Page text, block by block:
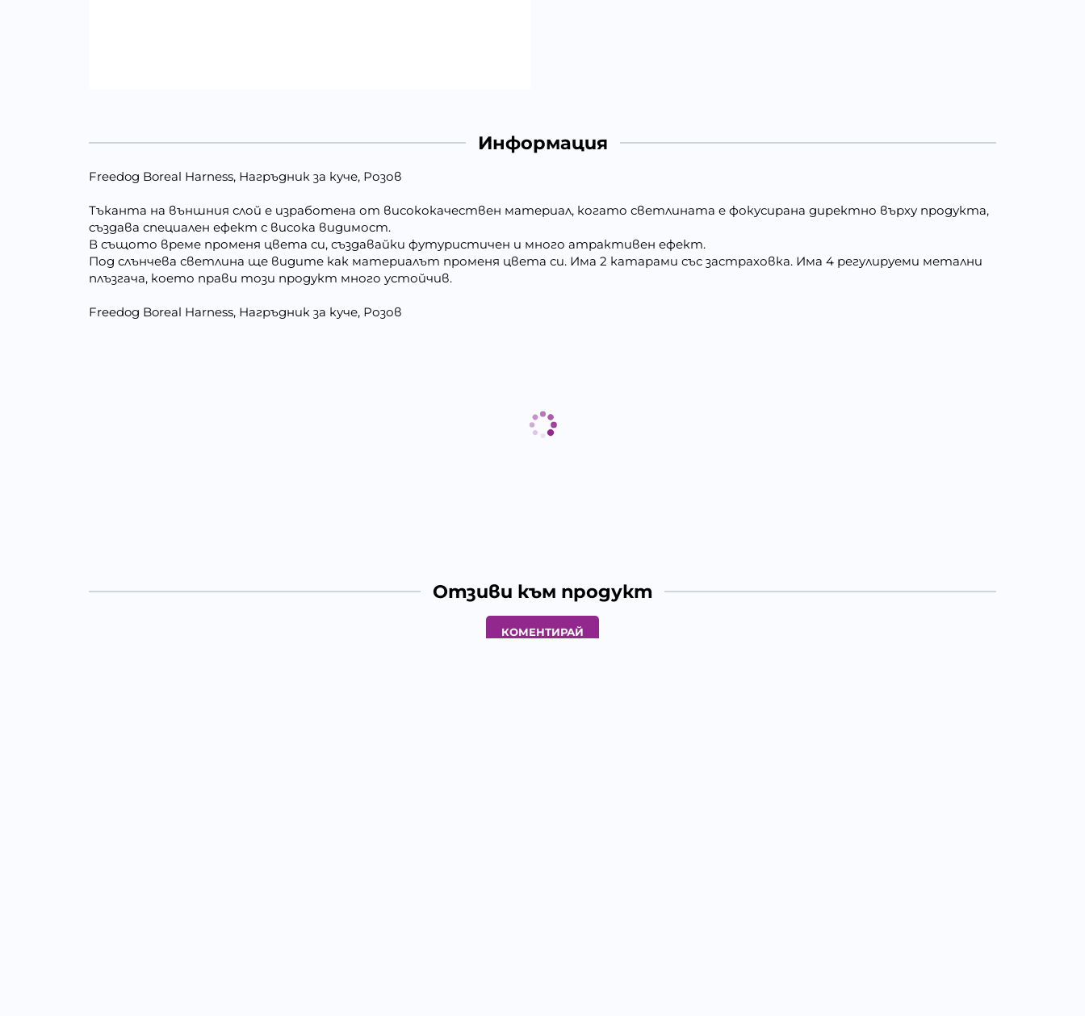
Информация
Freedog Boreal Harness, Нагръдник за куче, Розов
Тъканта на външния слой е изработена от висококачествен материал, когато светлината е фокусирана директно върху продукта,
създава специален ефект с висока видимост.
В същото време променя цвета си, създавайки футуристичен и много атрактивен ефект.
Под слънчева светлина ще видите как материалът променя цвета си. Има 2 катарами със застраховка. Има 4 регулируеми метални
плъзгача, което прави този продукт много устойчив.
Freedog Boreal Harness, Нагръдник за куче, Розов
Отзиви към продукт
КОМЕНТИРАЙ